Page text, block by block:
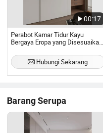
00:17
Perabot Kamar Tidur Kayu
Bergaya Eropa yang Disesuaikan
untuk Anak-anak
Hubungi Sekarang
Barang Serupa